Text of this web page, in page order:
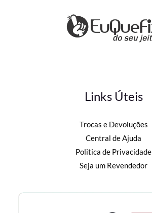
Links Úteis
Trocas e Devoluções
Central de Ajuda
Politica de Privacidade
Seja um Revendedor